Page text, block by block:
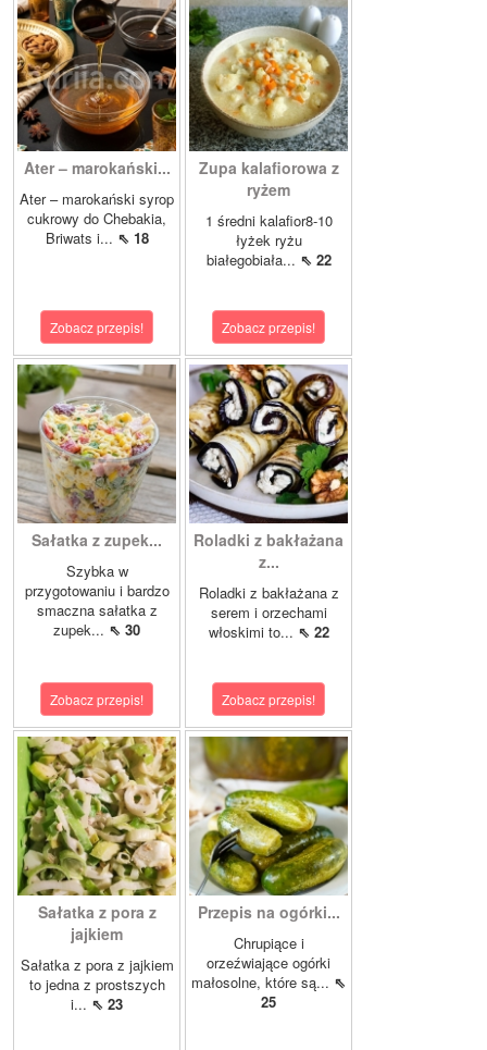
Ater – marokański...
Ater – marokański syrop
cukrowy do Chebakia,
Briwats i... ⇖ 18
Zobacz przepis!
Zupa kalafiorowa z
ryżem
1 średni kalafior8-10
łyżek ryżu
białegobiała... ⇖ 22
Zobacz przepis!
Sałatka z zupek...
Szybka w
przygotowaniu i bardzo
smaczna sałatka z
zupek... ⇖ 30
Zobacz przepis!
Roladki z bakłażana
z...
Roladki z bakłażana z
serem i orzechami
włoskimi to... ⇖ 22
Zobacz przepis!
Sałatka z pora z
jajkiem
Sałatka z pora z jajkiem
to jedna z prostszych
i... ⇖ 23
Przepis na ogórki...
Chrupiące i
orzeźwiające ogórki
małosolne, które są... ⇖
25